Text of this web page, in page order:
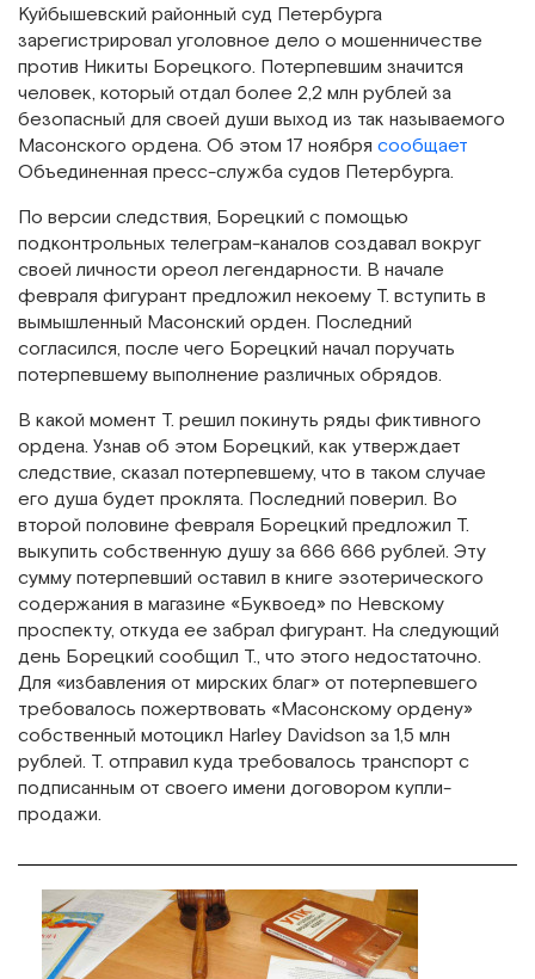
Куйбышевский районный суд Петербурга
зарегистрировал уголовное дело о мошенничестве
против Никиты Борецкого. Потерпевшим значится
человек, который отдал более 2,2 млн рублей за
безопасный для своей души выход из так называемого
Масонского ордена. Об этом 17 ноября сообщает
Объединенная пресс-служба судов Петербурга.
По версии следствия, Борецкий с помощью
подконтрольных телеграм-каналов создавал вокруг
своей личности ореол легендарности. В начале
февраля фигурант предложил некоему Т. вступить в
вымышленный Масонский орден. Последний
согласился, после чего Борецкий начал поручать
потерпевшему выполнение различных обрядов.
В какой момент Т. решил покинуть ряды фиктивного
ордена. Узнав об этом Борецкий, как утверждает
следствие, сказал потерпевшему, что в таком случае
его душа будет проклята. Последний поверил. Во
второй половине февраля Борецкий предложил Т.
выкупить собственную душу за 666 666 рублей. Эту
сумму потерпевший оставил в книге эзотерического
содержания в магазине «Буквоед» по Невскому
проспекту, откуда ее забрал фигурант. На следующий
день Борецкий сообщил Т., что этого недостаточно.
Для «избавления от мирских благ» от потерпевшего
требовалось пожертвовать «Масонскому ордену»
собственный мотоцикл Harley Davidson за 1,5 млн
рублей. Т. отправил куда требовалось транспорт с
подписанным от своего имени договором купли-
продажи.